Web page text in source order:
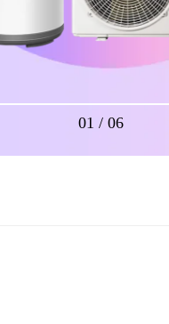
01 / 06